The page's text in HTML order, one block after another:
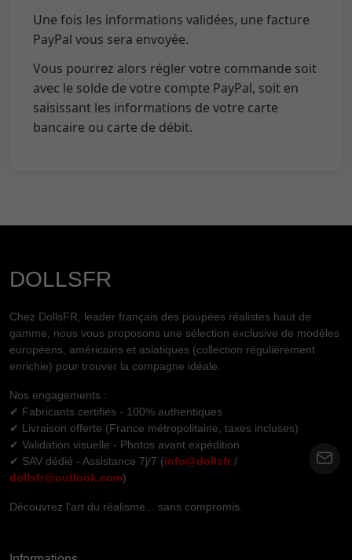
Une fois les informations validées, une facture
PayPal vous sera envoyée.
Vous pourrez alors régler votre commande soit
avec le solde de votre compte PayPal, soit en
saisissant les informations de votre carte
bancaire ou carte de débit.
DOLLSFR
Chez DollsFR, leader français des poupées réalistes haut de
gamme, nous vous proposons une sélection exclusive de modèles
européens, américains et asiatiques (collection régulièrement
enrichie) pour trouver la compagne idéale.
Nos engagements :
✔ Fabricants certifiés - 100% authentiques
✔ Livraison offerte (France métropolitaine, taxes incluses)
✔ Validation visuelle - Photos avant expédition
✔ SAV dédié - Assistance 7j/7 (info@dollsfr /
dollsfr@outlook.com)
Découvrez l'art du réalisme... sans compromis.